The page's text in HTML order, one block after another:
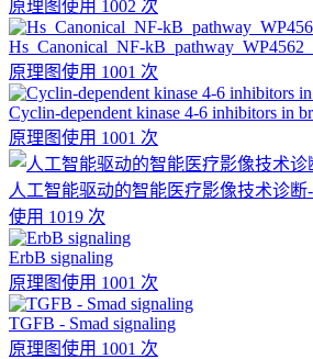
原理图使用 1002 次
Hs_Canonical_NF-
原理图使用 1001 次
Cyclin-dependent kinase 4-6 inhibitors in
原理图使用 1001 次
人工智能驱动的智能医疗影像技术诊断
使用 1019 次
ErbB signaling
原理图使用 1001 次
TGFB - Smad signaling
原理图使用 1001 次